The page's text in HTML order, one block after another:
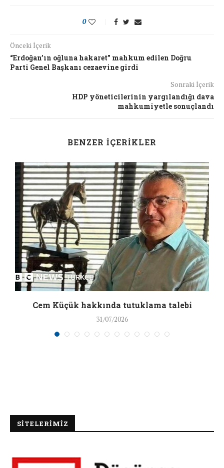
0
Önceki İçerik
“Erdoğan’ın oğluna hakaret” mahkum edilen Doğru
Parti Genel Başkanı cezaevine girdi
Sonraki İçerik
HDP yöneticilerinin yargılandığı dava
mahkumiyetle sonuçlandı
BENZER İÇERIKLER
Cem Küçük hakkında tutuklama talebi
31/07/2026
SİTELERİMİZ